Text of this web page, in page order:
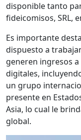
disponible tanto
fideicomisos, SRL,
Es importante
dispuesto a
generen ingresos
digitales,
un grupo
presente en
Asia, lo cual le
global.